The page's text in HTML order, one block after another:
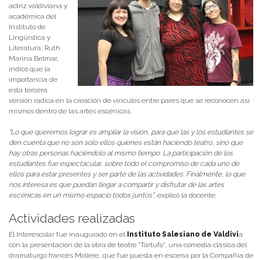
actriz valdiviana y
académica del
Instituto de
Lingüística y
Literatura, Ruth
Marina Belmar,
indicó que la
importancia de
esta tercera
versión radica en la creación de vínculos entre pares que se reconocen así
mismos dentro de las artes escénicas.
“Lo que queremos lograr es ampliar la visión, para que las y los estudiantes se
den cuenta que no son solo ellos quienes están haciendo teatro, sino que
hay otras personas haciéndolo al mismo tiempo. La participación de los
estudiantes fue espectacular, sobre todo el compromiso de cada uno de
ellos para estar presentes y ser parte de las actividades. Finalmente, lo que
nos interesa es que puedan llegar a compartir y disfrutar de las artes
escénicas en un mismo espacio todos juntos”, explicó la docente.
Actividades realizadas
El Interescolar fue inaugurado en el Instituto Salesiano de Valdivia
con la presentación de la obra de teatro “Tartufo”, una comedia clásica del
dramaturgo francés Molière, que fue puesta en escena por la Compañía de